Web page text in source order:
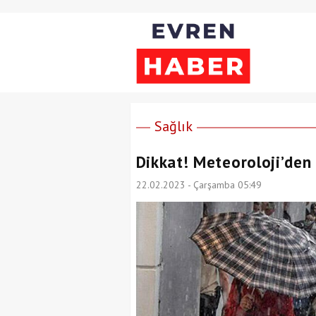
Sağlık
Dikkat! Meteoroloji’den
22.02.2023 - Çarşamba 05:49